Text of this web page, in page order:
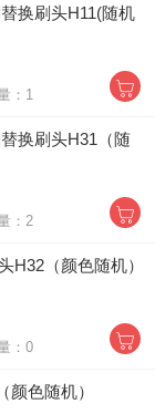
换刷头H11(随机
：1
换刷头H31（随
：2
H32（颜色随机）
：0
颜色随机）